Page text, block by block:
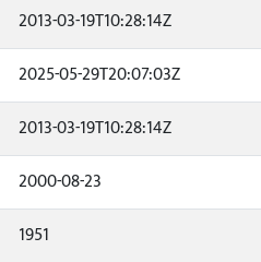
2013-03-19T10:28:14Z
2025-05-29T20:07:03Z
2013-03-19T10:28:14Z
2000-08-23
1951